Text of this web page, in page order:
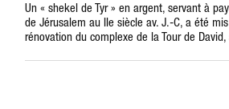
Un « shekel de Tyr » en argent, servant à
de Jérusalem au IIe siècle av. J.-C, a été
rénovation du complexe de la Tour de